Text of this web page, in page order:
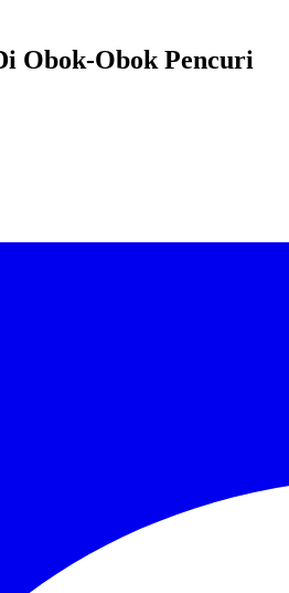
Obok-Obok Pencuri